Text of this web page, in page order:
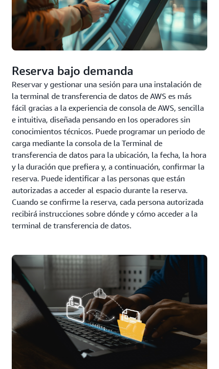
Reserva bajo demanda
Reservar y gestionar una sesión para una instalación de
la terminal de transferencia de datos de AWS es más
fácil gracias a la experiencia de consola de AWS, sencilla
e intuitiva, diseñada pensando en los operadores sin
conocimientos técnicos. Puede programar un periodo de
carga mediante la consola de la Terminal de
transferencia de datos para la ubicación, la fecha, la hora
y la duración que prefiera y, a continuación, confirmar la
reserva. Puede identificar a las personas que están
autorizadas a acceder al espacio durante la reserva.
Cuando se confirme la reserva, cada persona autorizada
recibirá instrucciones sobre dónde y cómo acceder a la
terminal de transferencia de datos.